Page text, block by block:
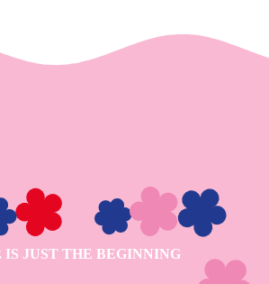
IS JUST THE BEGINNING